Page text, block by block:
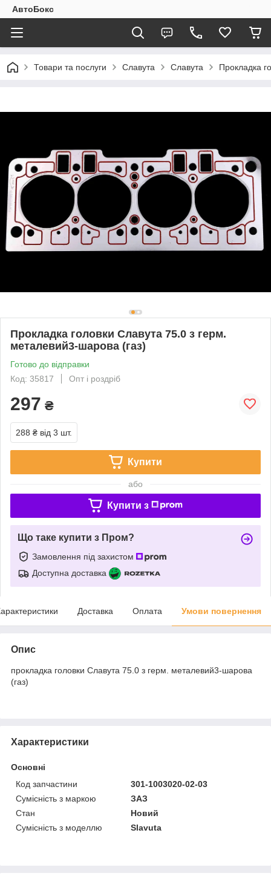
АвтоБокс
Товари та послуги Славута Славута Прокладка
Прокладка головки Славута 75.0 з герм.
металевий3-шарова (газ)
Готово до відправки
Код: 35817
Опт і роздріб
297 ₴
288 ₴ від 3 шт.
Купити
або
Купити з
Що таке купити з Пром?
Замовлення під захистом
Доступна доставка
Доставка Оплата Умови повернення
Опис
прокладка головки Славута 75.0 з герм. металевий3-шарова
(газ)
Характеристики
Основні
Код запчастини
301-1003020-02-03
Сумісність з маркою
ЗАЗ
Стан
Новий
Сумісність з моделлю
Slavuta